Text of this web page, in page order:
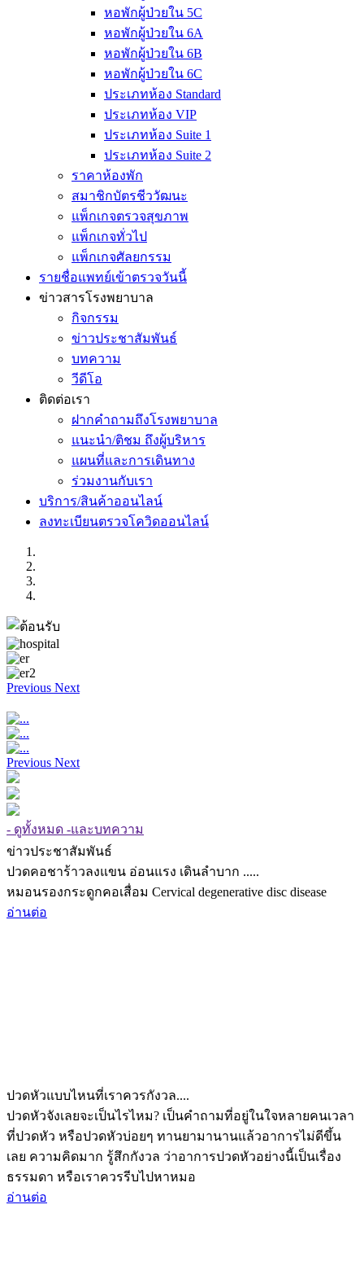
หอพักผู้ป่วยใน 5C
หอพักผู้ป่วยใน 6A
หอพักผู้ป่วยใน 6B
หอพักผู้ป่วยใน 6C
ประเภทห้อง Standard
ประเภทห้อง VIP
ประเภทห้อง Suite 1
ประเภทห้อง Suite 2
ราคาห้องพัก
สมาชิกบัตรชีววัฒนะ
แพ็กเกจตรวจสุขภาพ
แพ็กเกจทั่วไป
แพ็กเกจศัลยกรรม
รายชื่อแพทย์เข้าตรวจวันนี้
ข่าวสารโรงพยาบาล
กิจกรรม
ข่าวประชาสัมพันธ์
บทความ
วีดีโอ
ติดต่อเรา
ฝากคำถามถึงโรงพยาบาล
แนะนำ/ติชม ถึงผู้บริหาร
แผนที่และการเดินทาง
ร่วมงานกับเรา
บริการ/สินค้าออนไลน์
ลงทะเบียนตรวจโควิดออนไลน์
Previous Next
Previous Next
- ดูทั้งหมด -และบทความ
ข่าวประชาสัมพันธ์
ปวดคอชาร้าวลงแขน อ่อนแรง เดินลำบาก .....
หมอนรองกระดูกคอเสื่อม Cervical degenerative disc disease
อ่านต่อ
ปวดหัวแบบไหนที่เราควรกังวล....
ปวดหัวจังเลยจะเป็นไรไหม? เป็นคำถามที่อยู่ในใจหลายคนเวลา
ที่ปวดหัว หรือปวดหัวบ่อยๆ ทานยามานานแล้วอาการไม่ดีขึ้น
เลย ความคิดมาก รู้สึกกังวล ว่าอาการปวดหัวอย่างนี้เป็นเรื่อง
ธรรมดา หรือเราควรรีบไปหาหมอ
อ่านต่อ